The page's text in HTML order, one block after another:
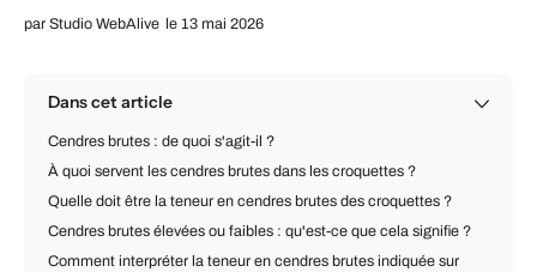
par Studio WebAlive le 13 mai 2026
Dans cet article
Cendres brutes : de quoi s'agit-il ?
À quoi servent les cendres brutes dans les croquettes ?
Quelle doit être la teneur en cendres brutes des croquettes ?
Cendres brutes élevées ou faibles : qu'est-ce que cela signifie ?
Comment interpréter la teneur en cendres brutes indiquée sur